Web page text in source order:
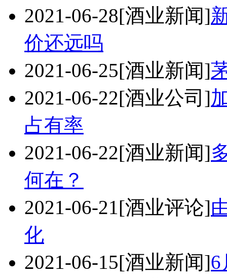
2021-06-28[酒业新闻]
价还远吗
2021-06-25[酒业新闻]
2021-06-22[酒业公司]
占有率
2021-06-22[酒业新闻]
何在？
2021-06-21[酒业评论]
化
2021-06-15[酒业新闻]6